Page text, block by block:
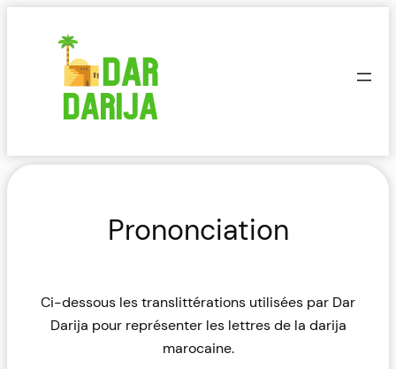
Prononciation
Ci-dessous les translittérations utilisées par Dar
Darija pour représenter les lettres de la darija
marocaine.